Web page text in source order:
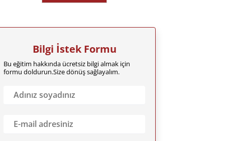
Bilgi İstek Formu
Bu eğitim hakkında ücretsiz bilgi almak için
formu doldurun.Size dönüş sağlayalım.